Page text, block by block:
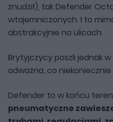
znudził), tak Defender
wtajemniczonych. I to
abstrakcyjnie na ulicach.
Brytyjczycy poszli jednak
odważna, co
Defender to w końcu
pneumatyczne